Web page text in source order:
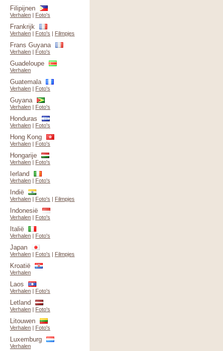
Filipijnen
Verhalen | Foto's
Frankrijk
Verhalen | Foto's | Filmpjes
Frans Guyana
Verhalen | Foto's
Guadeloupe
Verhalen
Guatemala
Verhalen | Foto's
Guyana
Verhalen | Foto's
Honduras
Verhalen | Foto's
Hong Kong
Verhalen | Foto's
Hongarije
Verhalen | Foto's
Ierland
Verhalen | Foto's
Indië
Verhalen | Foto's | Filmpjes
Indonesië
Verhalen | Foto's
Italië
Verhalen | Foto's
Japan
Verhalen | Foto's | Filmpjes
Kroatië
Verhalen
Laos
Verhalen | Foto's
Letland
Verhalen | Foto's
Litouwen
Verhalen | Foto's
Luxemburg
Verhalen